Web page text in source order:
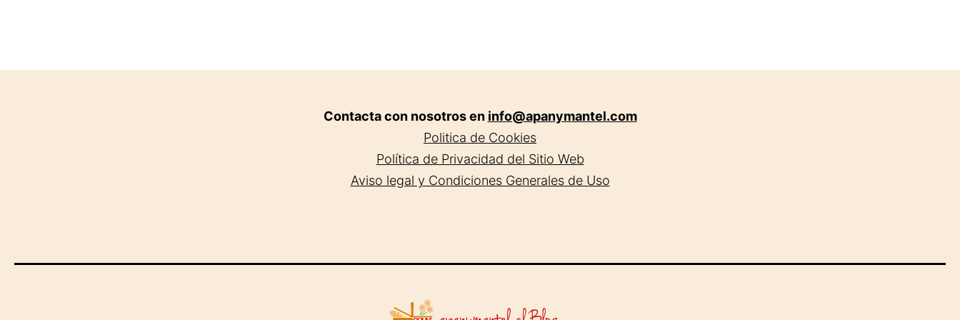
Contacta con nosotros en info@apanymantel.com
Politica de Cookies
Política de Privacidad del Sitio Web
Aviso legal y Condiciones Generales de Uso